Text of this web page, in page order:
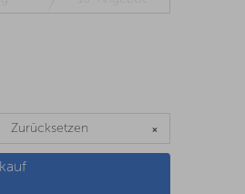
Zurücksetzen